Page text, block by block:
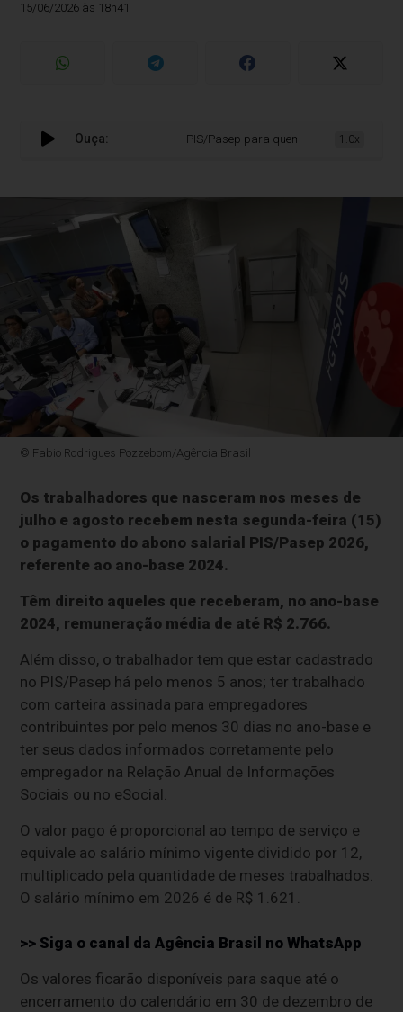
15/06/2026 às 18h41
Ouça: PIS/Pasep para quem nasceu em julho e
1.0x
© Fabio Rodrigues Pozzebom/Agência Brasil
Os trabalhadores que nasceram nos meses de
julho e agosto recebem nesta segunda-feira (15)
o pagamento do abono salarial PIS/Pasep 2026,
referente ao ano-base 2024.
Têm direito aqueles que receberam, no ano-base
2024, remuneração média de até R$ 2.766.
Além disso, o trabalhador tem que estar cadastrado
no PIS/Pasep há pelo menos 5 anos; ter trabalhado
com carteira assinada para empregadores
contribuintes por pelo menos 30 dias no ano-base e
ter seus dados informados corretamente pelo
empregador na Relação Anual de Informações
Sociais ou no eSocial.
O valor pago é proporcional ao tempo de serviço e
equivale ao salário mínimo vigente dividido por 12,
multiplicado pela quantidade de meses trabalhados.
O salário mínimo em 2026 é de R$ 1.621.
>> Siga o canal daAgência Brasil no WhatsApp
Os valores ficarão disponíveis para saque até o
encerramento do calendário em 30 de dezembro de